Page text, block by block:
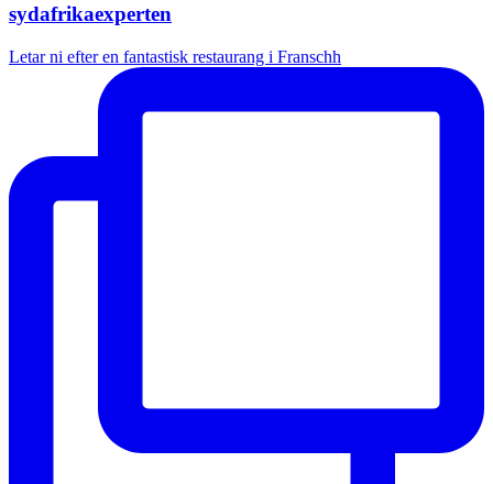
sydafrikaexperten
Letar ni efter en fantastisk restaurang i Franschh